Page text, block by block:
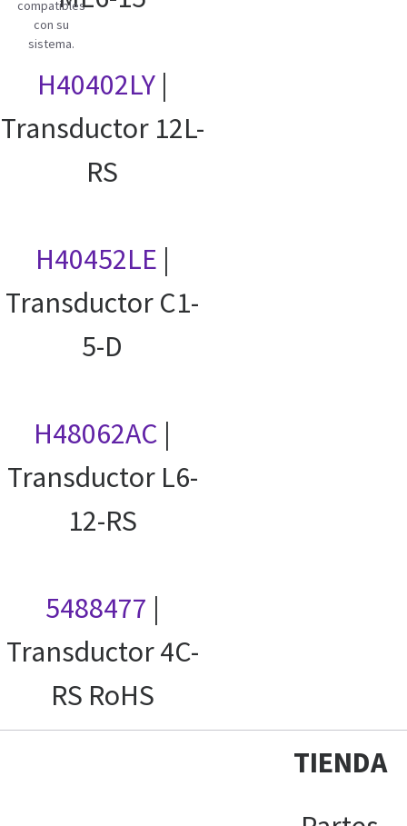
compatibles
con su
sistema.
H40402LY|
Transductor 12L-
RS
H40452LE |
Transductor C1-
5-D
H48062AC |
Transductor L6-
12-RS
5488477 |
Transductor 4C-
RS RoHS
TIENDA